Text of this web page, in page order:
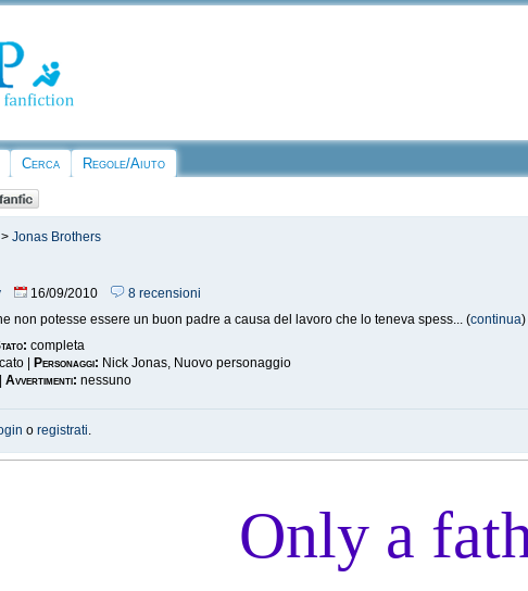
Cerca Regole/Aiuto
>Jonas Brothers
16/09/2010
8 recensioni
non potesse essere un buon padre a causa del lavoro che lo teneva spess... (continua)
completa
| Personaggi: Nick Jonas, Nuovo personaggio
|Avvertimenti: nessuno
oregistrati.
Only a